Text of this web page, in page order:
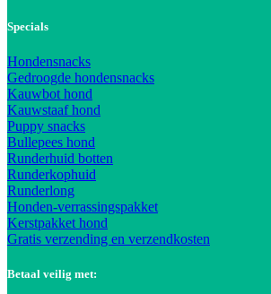
Specials
Hondensnacks
Gedroogde hondensnacks
Kauwbot hond
Kauwstaaf hond
Puppy snacks
Bullepees hond
Runderhuid botten
Runderkophuid
Runderlong
Honden-verrassingspakket
Kerstpakket hond
Gratis verzending en verzendkosten
Betaal veilig met: